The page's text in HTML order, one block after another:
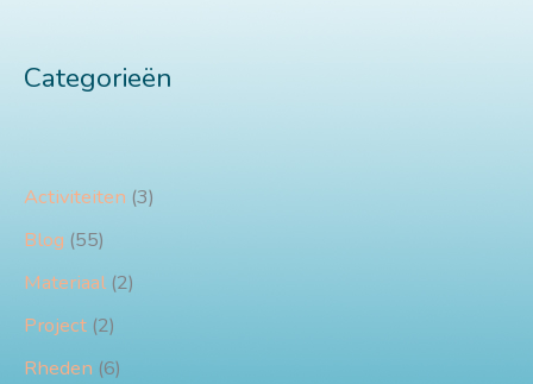
Categorieën
Activiteiten (3)
Blog (55)
Materiaal (2)
Project (2)
Rheden (6)